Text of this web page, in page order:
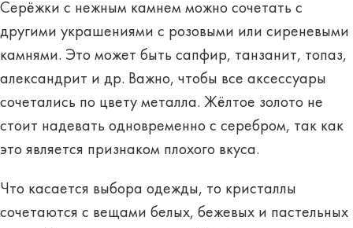
Серёжки с нежным камнем можно сочетать с
другими украшениями с розовыми или сиреневыми
камнями. Это может быть сапфир, танзанит, топаз,
александрит и др. Важно, чтобы все аксессуары
сочетались по цвету металла. Жёлтое золото не
стоит надевать одновременно с серебром, так как
это является признаком плохого вкуса.
Что касается выбора одежды, то кристаллы
сочетаются с вещами белых, бежевых и пастельных